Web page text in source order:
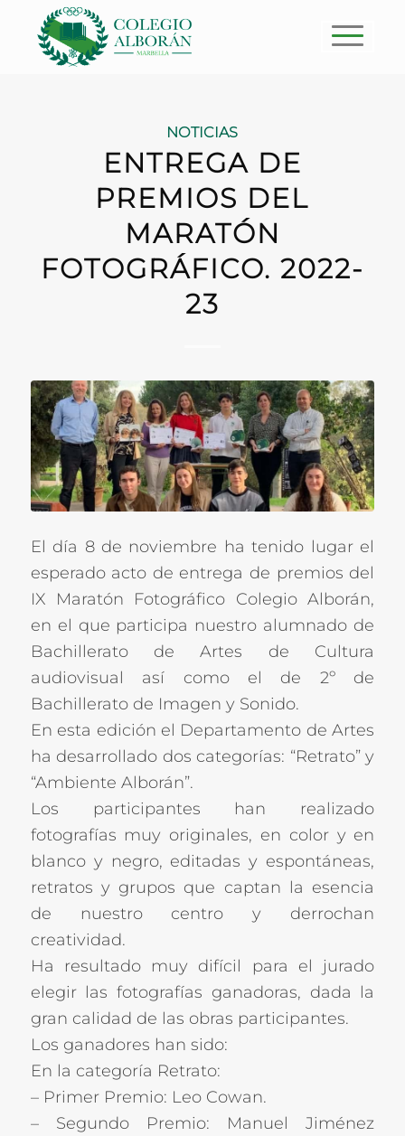
NOTICIAS
ENTREGA DE
PREMIOS DEL
MARATÓN
FOTOGRÁFICO. 2022-
23
El día 8 de noviembre ha tenido lugar el
esperado acto de entrega de premios del
IX Maratón Fotográfico Colegio Alborán,
en el que participa nuestro alumnado de
Bachillerato de Artes de Cultura
audiovisual así como el de 2º de
Bachillerato de Imagen y Sonido.
En esta edición el Departamento de Artes
ha desarrollado dos categorías: “Retrato” y
“Ambiente Alborán”.
Los participantes han realizado
fotografías muy originales, en color y en
blanco y negro, editadas y espontáneas,
retratos y grupos que captan la esencia
de nuestro centro y derrochan
creatividad.
Ha resultado muy difícil para el jurado
elegir las fotografías ganadoras, dada la
gran calidad de las obras participantes.
Los ganadores han sido:
En la categoría Retrato:
– Primer Premio: Leo Cowan.
– Segundo Premio: Manuel Jiménez